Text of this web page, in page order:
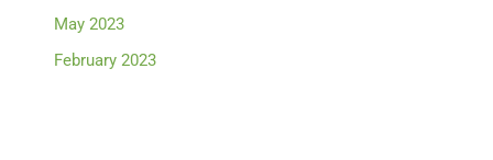
May 2023
February 2023